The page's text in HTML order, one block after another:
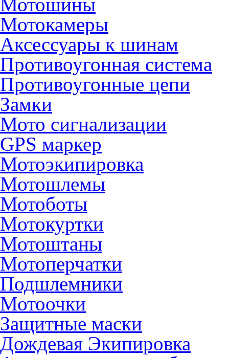
Мотокамеры
Аксессуары к шинам
Противоугонная система
Противоугонные цепи
Замки
Мото сигнализации
GPS маркер
Мотоэкипировка
Мотошлемы
Мотоботы
Мотокуртки
Мотоштаны
Мотоперчатки
Подшлемники
Мотоочки
Защитные маски
Дождевая Экипировка